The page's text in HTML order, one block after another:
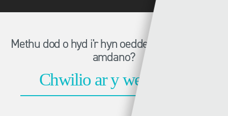
Methu dod o hyd i'r hyn oeddech chi'n chwilio
amdano?